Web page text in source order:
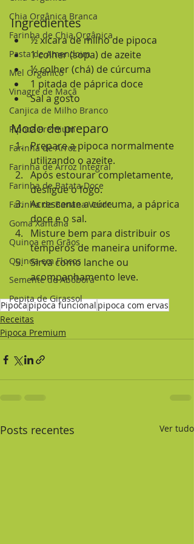
Chia Orgânica Branca
Farinha de Chia Orgânica
Pasta de Amendoim
Mel Orgânico
Vinagre de Maçã
Canjica de Milho Branco
Pipoca Premium
Farinha de Arroz
Farinha de Arroz Integral
Farinha de Batata Doce
Farinha de Banana Verde
Goma Xantana
Quinoa em Grãos
Quinoa em Flocos
Semente de Abóbora
Pepita de Girassol
Ingredientes
½ xícara de milho de pipoca
1 colher (sopa) de azeite
½ colher (chá) de cúrcuma
1 pitada de páprica doce
Sal a gosto
Modo de preparo
Prepare a pipoca normalmente
utilizando o azeite.
Após estourar completamente,
desligue o fogo.
Acrescente a cúrcuma, a páprica
doce e o sal.
Misture bem para distribuir os
temperos de maneira uniforme.
Sirva como lanche ou
acompanhamento leve.
Pipocapipoca funcional pipoca com ervas
Receitas
Pipoca Premium
Posts recentes Ver tudo